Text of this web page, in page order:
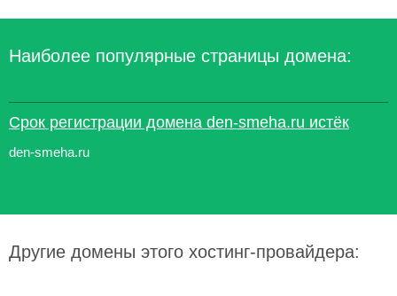
Наиболее популярные страницы домена:
Срок регистрации домена den-smeha.ru истёк
den-smeha.ru
Другие домены этого хостинг-провайдера: